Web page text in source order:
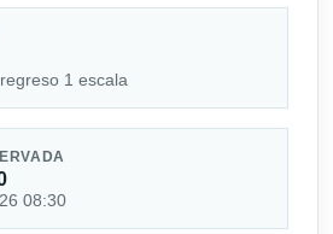
1 escala
08:30